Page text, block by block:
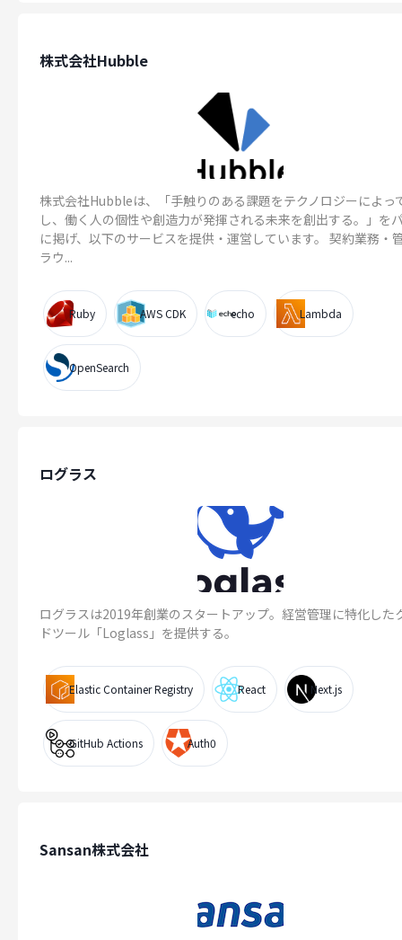
株式会社Hubble
株式会社Hubbleは、「手触りのある課題をテクノロジーによっ
し、働く人の個性や創造力が発揮される未来を創出する。」を
に掲げ、以下のサービスを提供・運営しています。 契約業務・
ラウ...
Ruby AWS CDK echo Lambda
OpenSearch
ログラス
ログラスは2019年創業のスタートアップ。経営管理に特化した
ドツール「Loglass」を提供する。
Elastic Container Registry React Next.js
GitHub Actions Auth0
Sansan株式会社